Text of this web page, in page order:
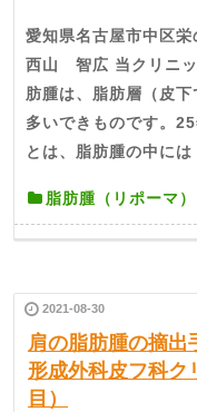
愛知県名古屋市中区栄
西山 智広 当クリニ
肪腫は、脂肪層（皮
多いできものです。
とは、脂肪腫の中に
脂肪腫（リポーマ）
2021-08-30
肩の脂肪腫の摘出
形成外科皮フ科ク
目）